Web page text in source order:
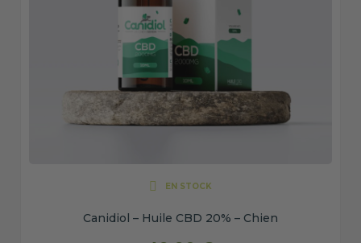
EN STOCK
Canidiol – Huile CBD 20% – Chien